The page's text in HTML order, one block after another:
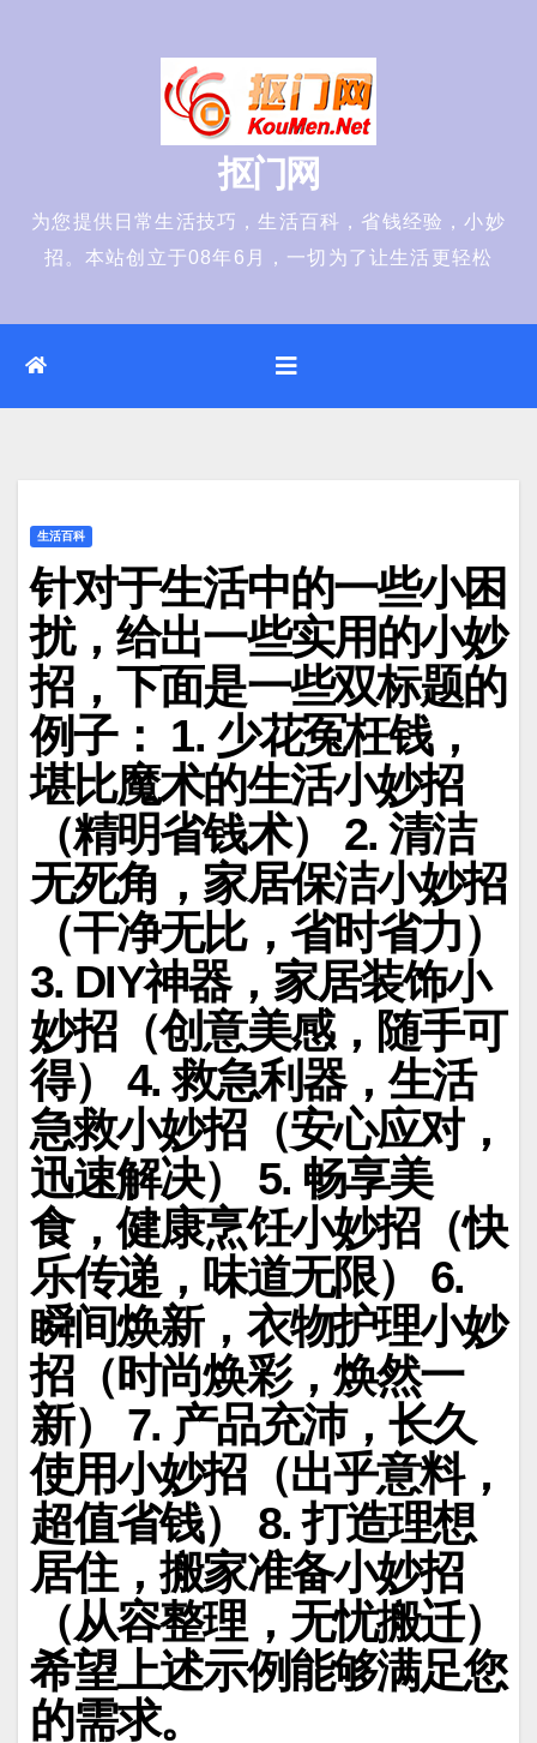
抠门网
为您提供日常生活技巧，生活百科，省钱经验，小妙
招。本站创立于08年6月，一切为了让生活更轻松
生活百科
针对于生活中的一些小困
扰，给出一些实用的小妙
招，下面是一些双标题的
例子： 1. 少花冤枉钱，
堪比魔术的生活小妙招
（精明省钱术） 2. 清洁
无死角，家居保洁小妙招
（干净无比，省时省力）
3. DIY神器，家居装饰小
妙招（创意美感，随手可
得） 4. 救急利器，生活
急救小妙招（安心应对，
迅速解决） 5. 畅享美
食，健康烹饪小妙招（快
乐传递，味道无限） 6.
瞬间焕新，衣物护理小妙
招（时尚焕彩，焕然一
新） 7. 产品充沛，长久
使用小妙招（出乎意料，
超值省钱） 8. 打造理想
居住，搬家准备小妙招
（从容整理，无忧搬迁）
希望上述示例能够满足您
的需求。